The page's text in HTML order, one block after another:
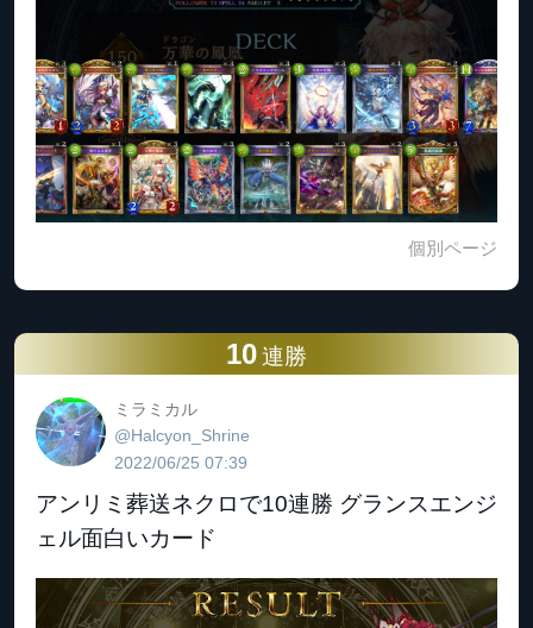
個別ページ
10 連勝
ミラミカル
@Halcyon_Shrine
2022/06/25 07:39
アンリミ葬送ネクロで10連勝 グランスエンジ
ェル面白いカード